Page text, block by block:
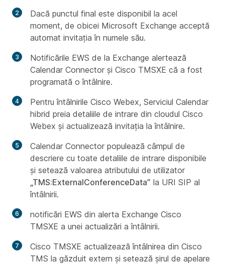
Dacă punctul final este disponibil la acel
moment, de obicei Microsoft Exchange acceptă
automat invitația în numele său.
Notificările EWS de la Exchange alertează
Calendar Connector și Cisco TMSXE că a fost
programată o întâlnire.
Pentru întâlnirile Cisco Webex, Serviciul Calendar
hibrid preia detaliile de intrare din cloudul Cisco
Webex și actualizează invitația la întâlnire.
Calendar Connector populează câmpul de
descriere cu toate detaliile de intrare disponibile
și setează valoarea atributului de utilizator
„TMS:ExternalConferenceData” la URI SIP al
întâlnirii.
notificări EWS din alerta Exchange Cisco
TMSXE a unei actualizări a întâlnirii.
Cisco TMSXE actualizează întâlnirea din Cisco
TMS la găzduit extern și setează șirul de apelare